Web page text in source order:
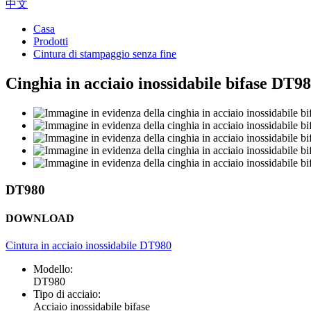
中文
Casa
Prodotti
Cintura di stampaggio senza fine
Cinghia in acciaio inossidabile bifase
DT980
DOWNLOAD
Cintura in acciaio inossidabile DT980
Modello:
DT980
Tipo di acciaio:
Acciaio inossidabile bifase